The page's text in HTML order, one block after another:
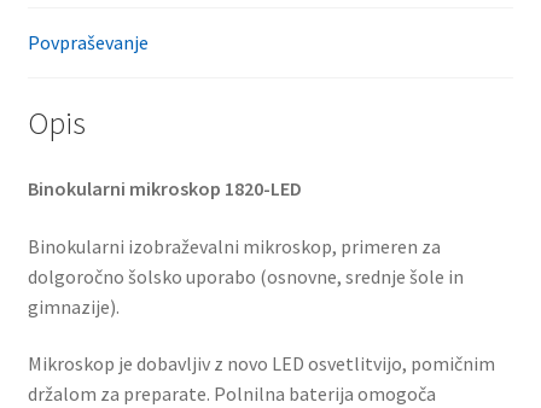
Povpraševanje
Opis
Binokularni mikroskop 1820-LED
Binokularni izobraževalni mikroskop, primeren za
dolgoročno šolsko uporabo (osnovne, srednje šole in
gimnazije).
Mikroskop je dobavljiv z novo LED osvetlitvijo, pomičnim
držalom za preparate. Polnilna baterija omogoča